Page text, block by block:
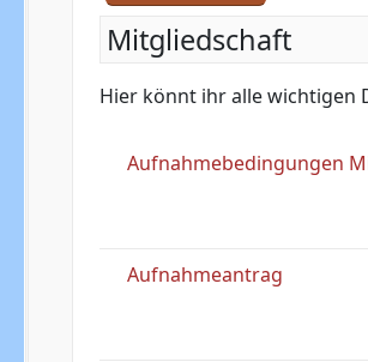
Mitgliedschaft
Hier könnt ihr alle wichtigen
Aufnahmebedingungen
Aufnahmeantrag